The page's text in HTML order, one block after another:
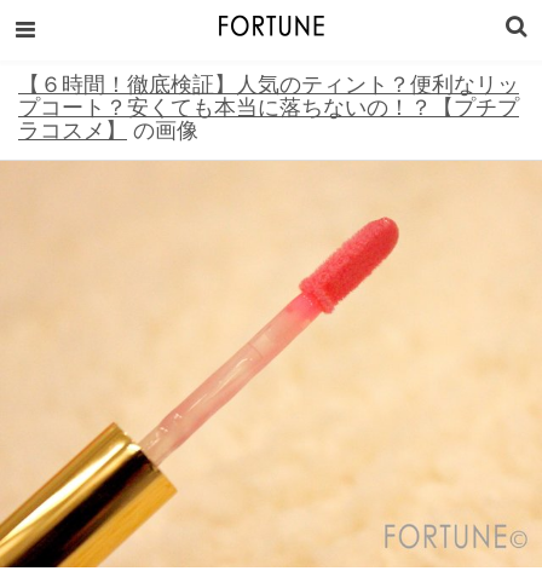
【６時間！徹底検証】人気のティント？便利なリッ
プコート？安くても本当に落ちないの！？【プチプ
ラコスメ】
の画像